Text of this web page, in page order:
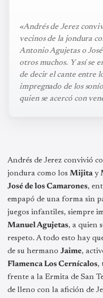
«Andrés de Jerez
vecinos de la jondura
Antonio Agujetas o
otros muchos. Y así se
de decir el cante entre
impregnado de los
quien se acercó con
Andrés de Jerez convivió
jondura como los Mijita y
José de los Camarones,
empapó de una forma sin
juegos infantiles, siempre
Manuel Agujetas, a quien
respeto. A todo esto hay
de su hermano Jaime,
Flamenca Los Cernícalos,
frente a la Ermita de San
de lleno con la afición de